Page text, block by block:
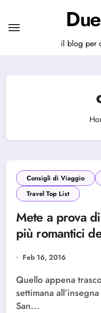
contenuto
il blog per
Consigli di Viaggio
Travel Top List
Mete a prova
più romantici
Feb 16, 2016
Quello appena trascorso è stato un fine
settimana
San...